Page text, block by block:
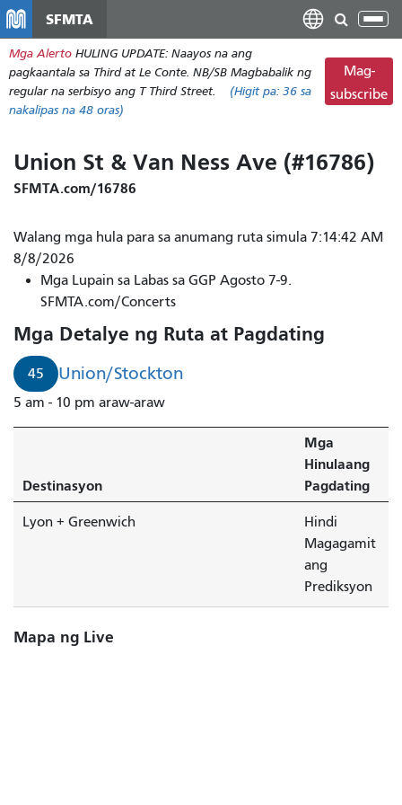
pangunahing
nilalaman
SFMTA
I-
ang
Mga Alerto HULING UPDATE: Naayos na ang
pagkaantala sa Third at Le Conte. NB/SB Magbabalik ng
regular na serbisyo ang T Third Street.
(Higit pa: 36 sa
nakalipas na 48 oras)
Mag-
subscribe
Union St & Van Ness Ave (#16786)
SFMTA.com/16786
Walang mga hula para sa anumang ruta simula 7:14:42 AM
8/8/2026
Mga Lupain sa Labas sa GGP Agosto 7-9.
SFMTA.com/Concerts
Mga Detalye ng Ruta at Pagdating
45 Union/Stockton
5 am - 10 pm araw-araw
Destinasyon
Mga
Hinulaang
Pagdating
Lyon + Greenwich
Hindi
Magagamit
ang
Prediksyon
Mapa ng Live